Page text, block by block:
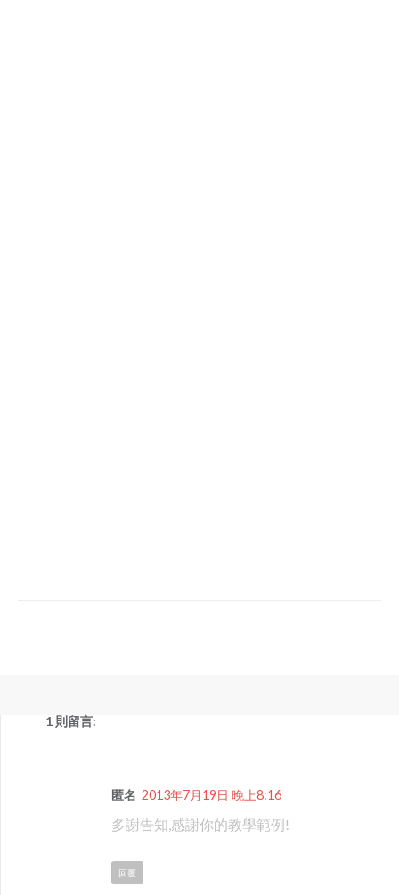
1 則留言:
匿名 2013年7月19日 晚上8:16
多謝告知,感謝你的教學範例!
回覆